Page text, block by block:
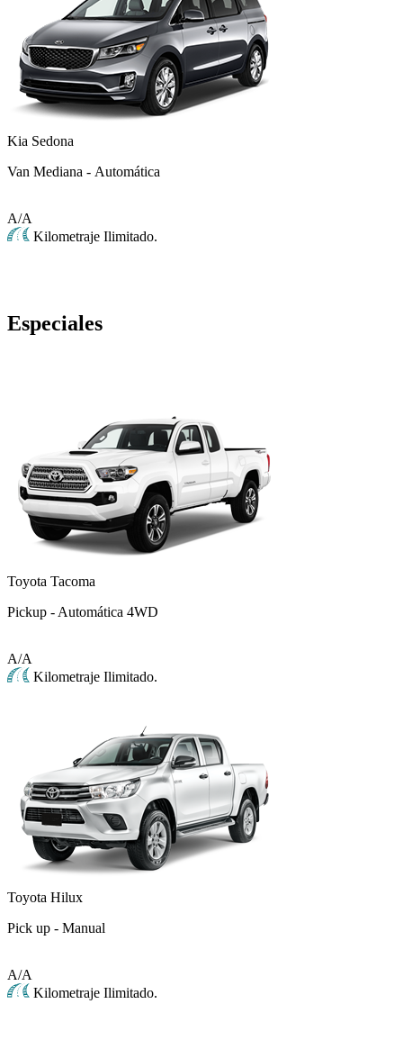
Kia Sedona
Van Mediana - Automática
A/A
Kilometraje Ilimitado.
Especiales
Toyota Tacoma
Pickup - Automática 4WD
A/A
Kilometraje Ilimitado.
Toyota Hilux
Pick up - Manual
A/A
Kilometraje Ilimitado.